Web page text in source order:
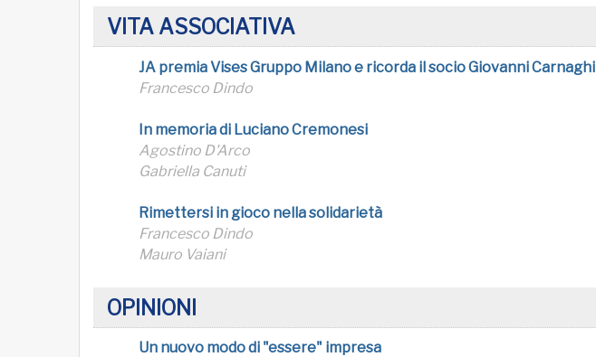
VITA ASSOCIATIVA
JA premia Vises Gruppo Milano e ricorda il socio Giovanni Carnaghi
Francesco Dindo
In memoria di Luciano Cremonesi
Agostino D'Arco
Gabriella Canuti
Rimettersi in gioco nella solidarietà
Francesco Dindo
Mauro Vaiani
OPINIONI
Un nuovo modo di "essere" impresa